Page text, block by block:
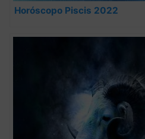
Horóscopo Piscis 2022